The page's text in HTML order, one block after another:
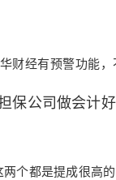
财经有预警功能
保公司做会计
个都是提成很高